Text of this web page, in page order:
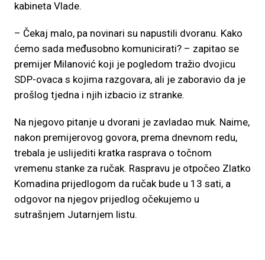
kabineta Vlade.
– Čekaj malo, pa novinari su napustili dvoranu. Kako
ćemo sada međusobno komunicirati? – zapitao se
premijer Milanović koji je pogledom tražio dvojicu
SDP-ovaca s kojima razgovara, ali je zaboravio da je
prošlog tjedna i njih izbacio iz stranke.
Na njegovo pitanje u dvorani je zavladao muk. Naime,
nakon premijerovog govora, prema dnevnom redu,
trebala je uslijediti kratka rasprava o točnom
vremenu stanke za ručak. Raspravu je otpočeo Zlatko
Komadina prijedlogom da ručak bude u 13 sati, a
odgovor na njegov prijedlog očekujemo u
sutrašnjem Jutarnjem listu.